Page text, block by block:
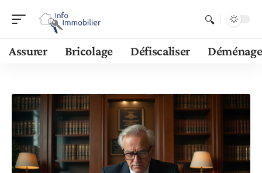
Assurer Bricolage Défiscaliser